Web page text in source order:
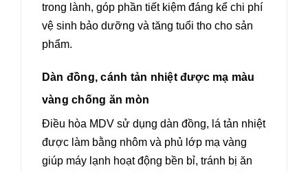
trong lành, góp phần tiết kiệm đáng kể chi phí
vệ sinh bảo dưỡng và tăng tuổi tho cho sản
phẩm.
Dàn đồng, cánh tản nhiệt được mạ màu
vàng chống ăn mòn
Điều hòa MDV sử dụng dàn đồng, lá tản nhiệt
được làm bằng nhôm và phủ lớp mạ vàng
giúp máy lạnh hoạt động bền bỉ, tránh bị ăn